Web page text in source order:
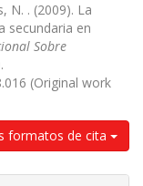
N. . (2009). La
secundaria en
Sobre
(Original work
formatos de cita